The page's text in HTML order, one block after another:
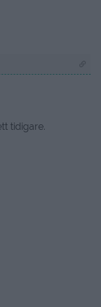
tidigare.